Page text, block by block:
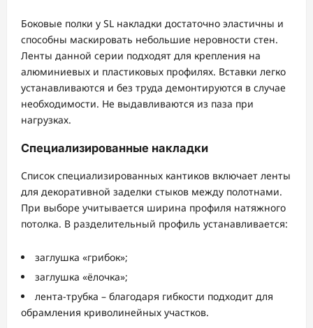
Боковые полки у SL накладки достаточно эластичны и
способны маскировать небольшие неровности стен.
Ленты данной серии подходят для крепления на
алюминиевых и пластиковых профилях. Вставки легко
устанавливаются и без труда демонтируются в случае
необходимости. Не выдавливаются из паза при
нагрузках.
Специализированные накладки
Список специализированных кантиков включает ленты
для декоративной заделки стыков между полотнами.
При выборе учитывается ширина профиля натяжного
потолка. В разделительный профиль устанавливается:
заглушка «грибок»;
заглушка «ёлочка»;
лента-трубка – благодаря гибкости подходит для
обрамления криволинейных участков.